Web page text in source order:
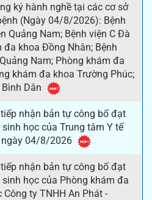
ký hành nghề tại các cơ sở
(Ngày 04/8/2026): Bệnh
Quảng Nam; Bệnh viện C Đà
đa khoa Đồng Nhân; Bệnh
Nam; Phòng khám đa
khám đa khoa Trường Phúc;
Dân
nhận bản tự công bố đạt
học của Trung tâm Y tế
ngày 04/8/2026
nhận bản tự công bố đạt
học của Phòng khám đa
ty TNHH An Phát -